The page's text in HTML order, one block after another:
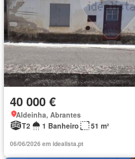
40 000 €
Aldeinha, Abrantes
T2
1 Banheiro 51 m²
06/06/2026 em idealista.pt